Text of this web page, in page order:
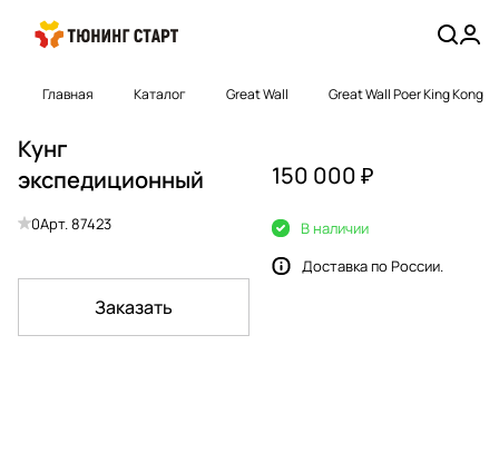
Главная Каталог Great Wall Great Wall Poer King Kong
Кунг
экспедиционный
0Арт.87423
Заказать
150 000 ₽
В наличии
Доставка по России.